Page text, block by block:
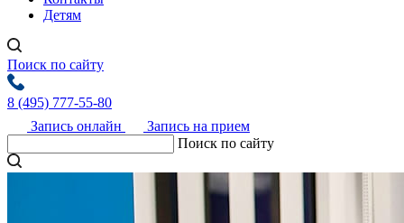
Детям
Поиск по сайту
8 (495) 777-55-80
Запись онлайн
Запись на прием
Поиск по сайту